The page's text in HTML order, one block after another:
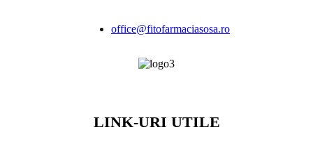
office@fitofarmaciasosa.ro
LINK-URI UTILE